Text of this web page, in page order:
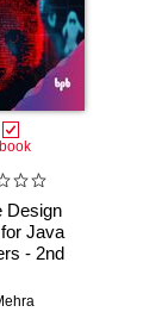
Design
Java
- 2nd